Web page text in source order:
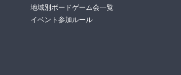
地域別ボードゲーム会一覧
イベント参加ルール